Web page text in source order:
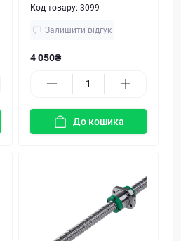
Код товару: 3099
Залишити відгук
4 050₴
До кошика